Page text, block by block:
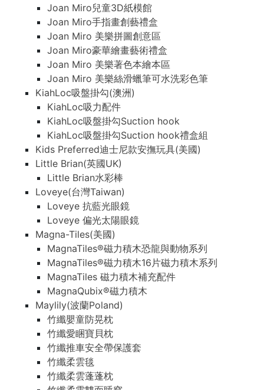
Joan Miro兒童3D紙模館
Joan Miro手指畫創藝禮盒
Joan Miro 美樂拼圖創意區
Joan Miro豪華繪畫藝術禮盒
Joan Miro 美樂著色本繪本區
Joan Miro 美樂絲滑蠟筆可水洗彩色筆
KiahLoc吸盤掛勾(澳洲)
KiahLoc吸力配件
KiahLoc吸盤掛勾Suction hook
KiahLoc吸盤掛勾Suction hook禮盒組
Kids Preferred迪士尼款安撫玩具(美國)
Little Brian(英國UK)
Little Brian水彩棒
Loveye(台灣Taiwan)
Loveye 抗藍光眼鏡
Loveye 偏光太陽眼鏡
Magna-Tiles(美國)
MagnaTiles®磁力積木恐龍與動物系列
MagnaTiles®磁力積木16片磁力積木系列
MagnaTiles 磁力積木補充配件
MagnaQubix®磁力積木
Maylily(波蘭Poland)
竹纖嬰童防晃枕
竹纖愛睏寶貝枕
竹纖推車安全帶保護套
竹纖柔雲毯
竹纖柔雲蓬蓬枕